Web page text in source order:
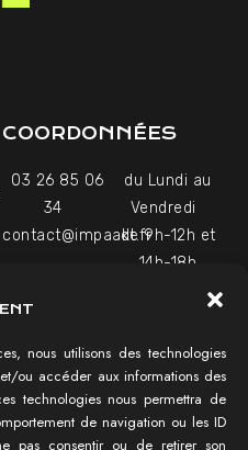
nous utilisons des technologies
ou accéder aux informations des
technologies nous permettra de
de navigation ou les ID
pas consentir ou de retirer son
COORDONNÉES
03 26 85 06
34
contact@impaakt.fr
du Lundi au
Vendredi
de 9h-12h et
14h-18h
Uniquement sur rendez-
SEO !